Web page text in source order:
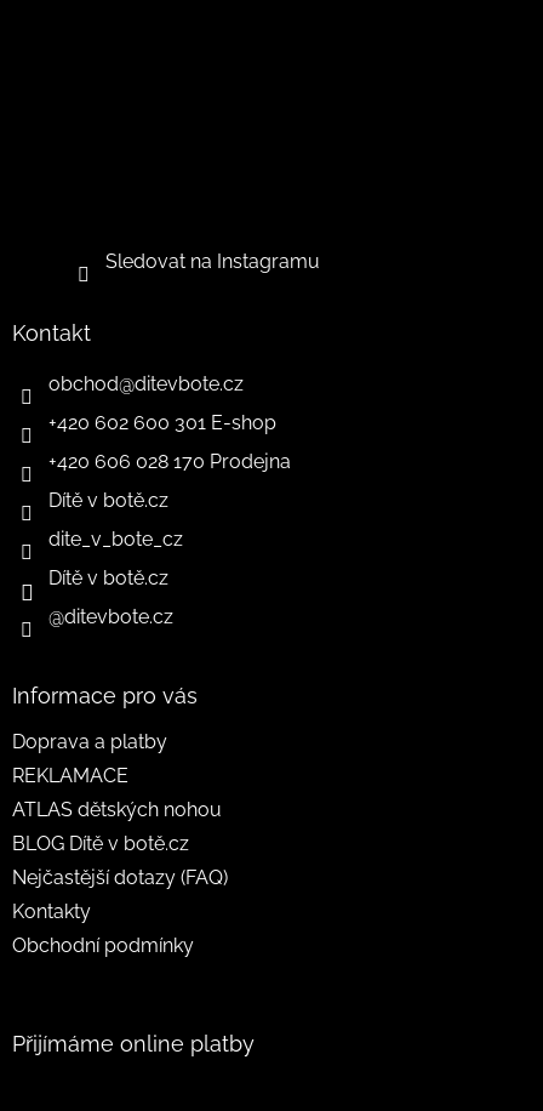
Sledovat na Instagramu
Kontakt
obchod@ditevbote.cz
+420 602 600 301 E-shop
+420 606 028 170 Prodejna
Dítě v botě.cz
dite_v_bote_cz
Dítě v botě.cz
@ditevbote.cz
Informace pro vás
Doprava a platby
REKLAMACE
ATLAS dětských nohou
BLOG Dítě v botě.cz
Nejčastější dotazy (FAQ)
Kontakty
Obchodní podmínky
Přijímáme online platby